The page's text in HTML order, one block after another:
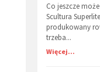
Co jeszcze
Scultura
produkowany
trzeba...
Więcej...